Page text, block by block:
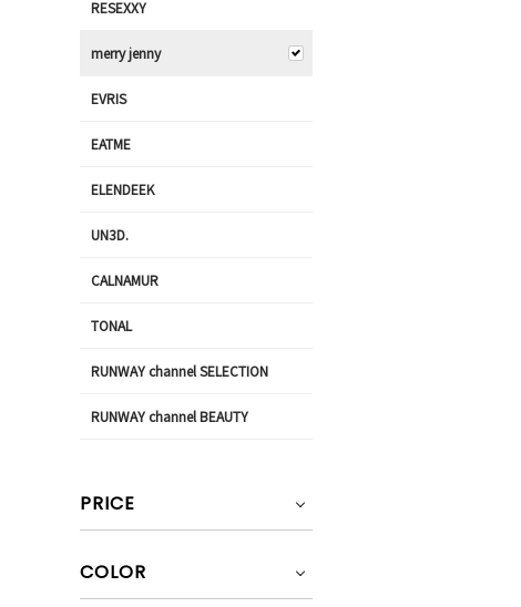
RESEXXY
merry jenny
EVRIS
EATME
ELENDEEK
UN3D.
CALNAMUR
TONAL
RUNWAY channel SELECTION
RUNWAY channel BEAUTY
PRICE
COLOR